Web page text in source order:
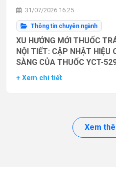
31/07/2026 16:25
Thông tin chuyên ngành
XU HƯỚNG MỚI THUỐC
NỘI TIẾT: CẬP NHẬT HIỆU
SÀNG CỦA THUỐC YCT-
+ Xem chi tiết
Xem